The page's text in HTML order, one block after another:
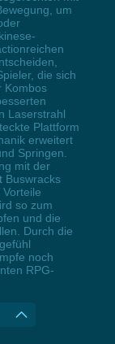
um
die sich
Kombos
Laserstrahl
Plattform
erweitert
Springen.
mit der
Buswracks
so zum
und die
Durch die
noch
RPG-